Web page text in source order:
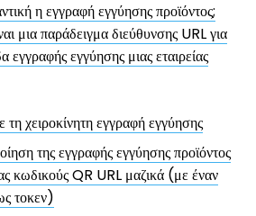
η εγγραφή εγγύησης προϊόντος;
μια παράδειγμα διεύθυνσης URL για
εγγραφής εγγύησης μιας εταιρείας
χειροκίνητη εγγραφή εγγύησης
της εγγραφής εγγύησης προϊόντος
κωδικούς QR URL μαζικά (με έναν
τοκεν)